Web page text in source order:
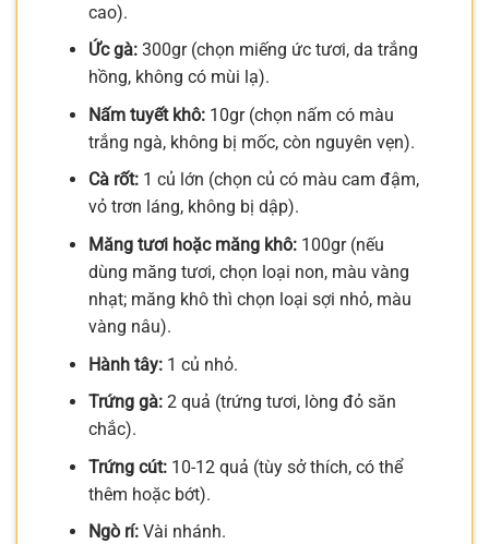
cao).
Ức gà:300gr (chọn miếng ức tươi, da trắng
hồng, không có mùi lạ).
Nấm tuyết khô:10gr (chọn nấm có màu
trắng ngà, không bị mốc, còn nguyên vẹn).
Cà rốt:1 củ lớn (chọn củ có màu cam đậm,
vỏ trơn láng, không bị dập).
Măng tươi hoặc măng khô:100gr (nếu
dùng măng tươi, chọn loại non, màu vàng
nhạt; măng khô thì chọn loại sợi nhỏ, màu
vàng nâu).
Hành tây:1 củ nhỏ.
Trứng gà:2 quả (trứng tươi, lòng đỏ săn
chắc).
Trứng cút:10-12 quả (tùy sở thích, có thể
thêm hoặc bớt).
Ngò rí:Vài nhánh.